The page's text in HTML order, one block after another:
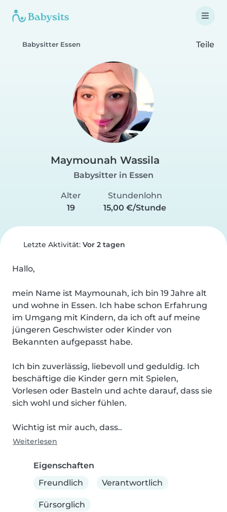
Babysitter Essen Teile
Maymounah Wassila
Babysitter in Essen
Alter
19
Stundenlohn
15,00 €/Stunde
Letzte Aktivität: Vor 2 tagen
Hallo,
mein Name ist Maymounah, ich bin 19 Jahre alt
und wohne in Essen. Ich habe schon Erfahrung
im Umgang mit Kindern, da ich oft auf meine
jüngeren Geschwister oder Kinder von
Bekannten aufgepasst habe.
Ich bin zuverlässig, liebevoll und geduldig. Ich
beschäftige die Kinder gern mit Spielen,
Vorlesen oder Basteln und achte darauf, dass sie
sich wohl und sicher fühlen.
Wichtig ist mir auch, dass..
Weiterlesen
Eigenschaften
Freundlich
Verantwortlich
Fürsorglich